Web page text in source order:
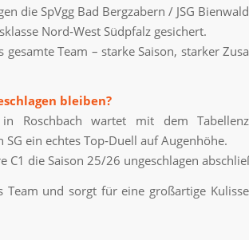
die SpVgg Bad Bergzabern / JSG
Nord‑West Südpfalz gesichert.
gesamte Team – starke Saison, starker
bleiben?
Roschbach wartet mit dem
ein echtes Top‑Duell auf Augenhöhe.
C1 die Saison 25/26 ungeschlagen
und sorgt für eine großartige